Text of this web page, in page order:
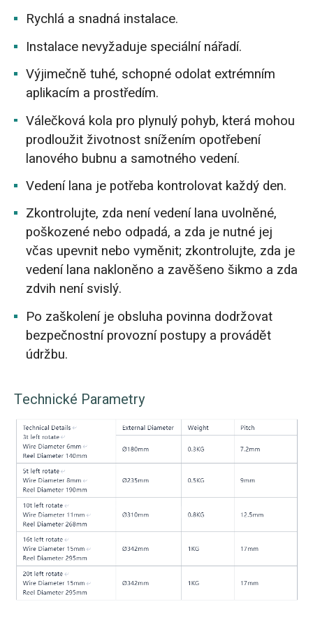
Rychlá a snadná instalace.
Instalace nevyžaduje speciální nářadí.
Výjimečně tuhé, schopné odolat extrémním
aplikacím a prostředím.
Válečková kola pro plynulý pohyb, která mohou
prodloužit životnost snížením opotřebení
lanového bubnu a samotného vedení.
Vedení lana je potřeba kontrolovat každý den.
Zkontrolujte, zda není vedení lana uvolněné,
poškozené nebo odpadá, a zda je nutné jej
včas upevnit nebo vyměnit; zkontrolujte, zda je
vedení lana nakloněno a zavěšeno šikmo a zda
zdvih není svislý.
Po zaškolení je obsluha povinna dodržovat
bezpečnostní provozní postupy a provádět
údržbu.
Technické Parametry